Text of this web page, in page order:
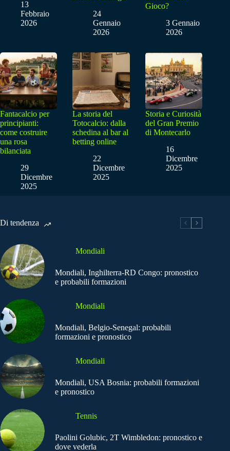
13
Febbraio
2026
24
Gennaio
2026
Gioco?
3 Gennaio
2026
Fantacalcio per
principianti:
come costruire
una rosa
bilanciata
29
Dicembre
2025
La storia del
Totocalcio: dalla
schedina al bar al
betting online
22
Dicembre
2025
Storia e Curiosità
del Gran Premio
di Montecarlo
16
Dicembre
2025
Di tendenza
Mondiali
Mondiali, Inghilterra-RD Congo: pronostico
e probabili formazioni
Mondiali
Mondiali, Belgio-Senegal: probabili
formazioni e pronostico
Mondiali
Mondiali, USA Bosnia: probabili formazioni
e pronostico
Tennis
Paolini Golubic, 2T Wimbledon: pronostico e
dove vederla